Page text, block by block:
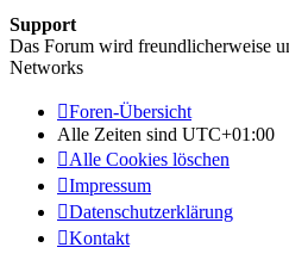
Support
Das Forum wird freundlicherweise
Networks
Foren-Übersicht
Alle Zeiten sind UTC+01:00
Alle Cookies löschen
Impressum
Datenschutzerklärung
Kontakt